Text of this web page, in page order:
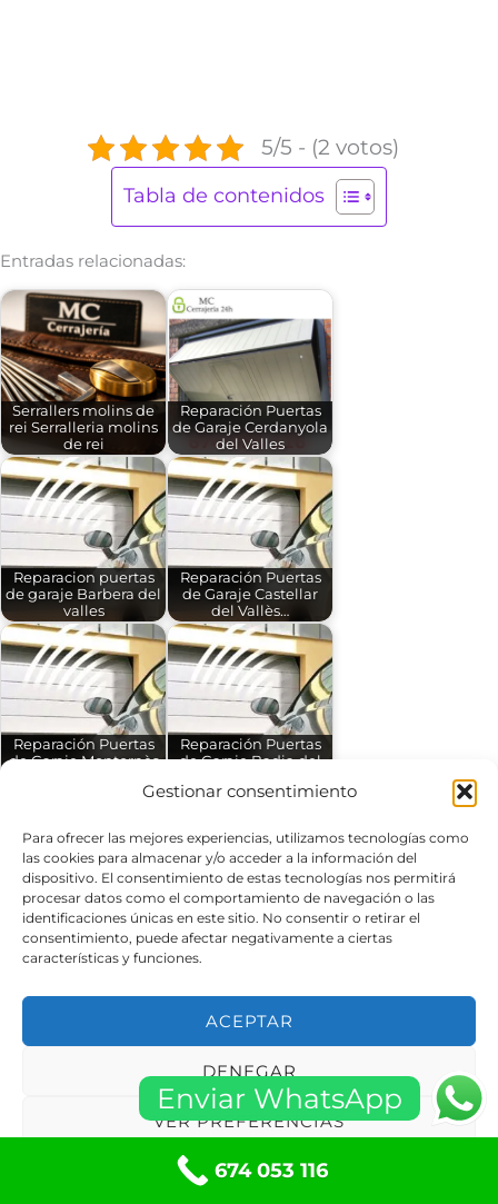
Gestionar consentimiento
Para ofrecer las mejores experiencias, utilizamos tecnologías como
las cookies para almacenar y/o acceder a la información del
dispositivo. El consentimiento de estas tecnologías nos permitirá
procesar datos como el comportamiento de navegación o las
identificaciones únicas en este sitio. No consentir o retirar el
consentimiento, puede afectar negativamente a ciertas
características y funciones.
ACEPTAR
DENEGAR
VER PREFERENCIAS
Política de cookiesPolíticas de privacidad
5/5 - (2 votos)
Tabla de contenidos
Entradas relacionadas:
Serrallers molins de
rei Serralleria molins
de rei
Reparación Puertas
de Garaje Cerdanyola
del Valles
Reparacion puertas
de garaje Barbera del
valles
Reparación Puertas
de Garaje Castellar
del Vallès…
Reparación Puertas
de Garaje Montornès
Reparación Puertas
de Garaje Badia del
Informaciones
Aviso Legal
Política de Cookies
Términos y condiciones
Condiciones de Compra
Política de cookies (UE)
Contacte con Nosotros
Carrer Montserrat 9 Local
Enviar WhatsApp
674 053 116